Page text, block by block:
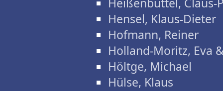
Hensel, Klaus-Dieter
Hofmann, Reiner
Holland-Moritz, Eva
Höltge, Michael
Hülse, Klaus